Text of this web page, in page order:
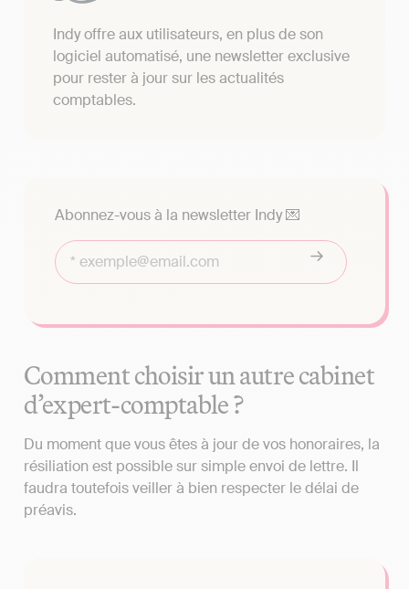
Indy offre aux utilisateurs, en plus de son
logiciel automatisé, une newsletter exclusive
pour rester à jour sur les actualités
comptables.
Abonnez-vous à la newsletter Indy 💌
Comment choisir un autre cabinet
d’expert-comptable ?
Du moment que vous êtes à jour de vos honoraires, la
résiliation est possible sur simple envoi de lettre. Il
faudra toutefois veiller à bien respecter le délai de
préavis.